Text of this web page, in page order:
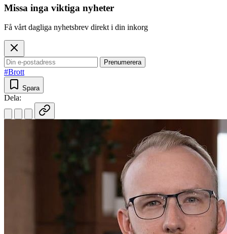
Missa inga viktiga nyheter
Få vårt dagliga nyhetsbrev direkt i din inkorg
Prenumerera
#Brott
Spara
Dela: